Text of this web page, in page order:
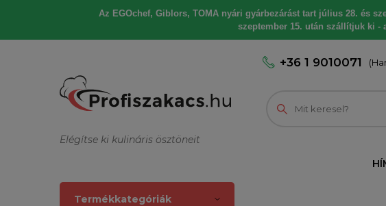
Az EGOchef, Giblors, TOMA nyári gyárbezárást tart július 28. és
szeptember 15. után szállítjuk ki -
Elégítse ki kulináris ösztöneit
+36 1 9010071
Termékkategóriák